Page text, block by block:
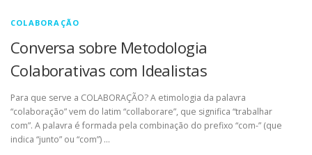
COLABORAÇÃO
Conversa sobre Metodologia
Colaborativas com Idealistas
Para que serve a COLABORAÇÃO? A etimologia da palavra
“colaboração” vem do latim “collaborare”, que significa “trabalhar
com”. A palavra é formada pela combinação do prefixo “com-” (que
indica “junto” ou “com”) …